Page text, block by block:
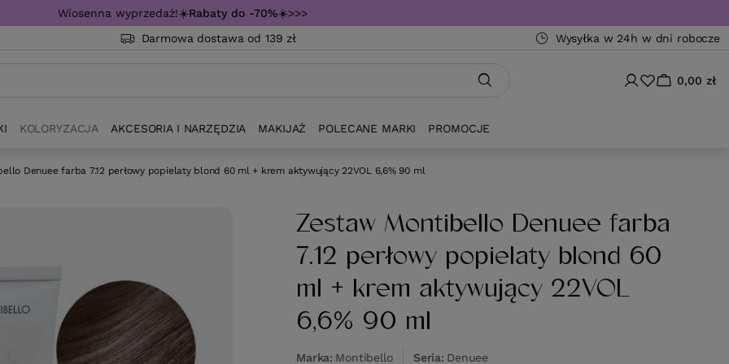
Wiosenna wyprzedaż!☀️Rabaty do -70%☀️>>>
Darmowa dostawa od 139 zł
Wysyłka w 24h w dni robocze
0,00 zł
KOLORYZACJA AKCESORIA I NARZĘDZIA MAKIJAŻ POLECANE MARKI PROMOCJE
Denuee farba 7.12 perłowy popielaty blond 60 ml + krem aktywujący 22VOL 6,6% 90 ml
Zestaw Montibello Denuee farba
7.12 perłowy popielaty blond 60
ml + krem aktywujący 22VOL
6,6% 90 ml
Marka Montibello Seria Denuee